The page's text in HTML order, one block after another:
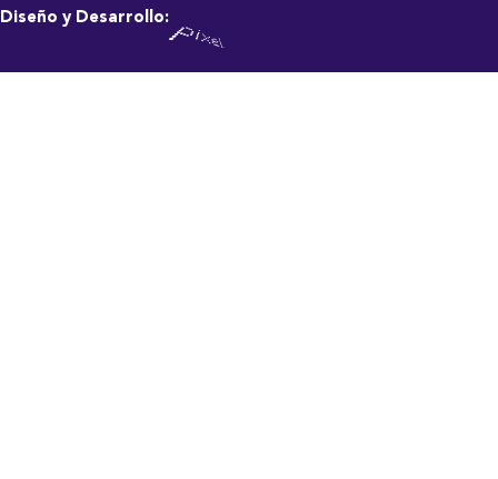
Diseño y Desarrollo: